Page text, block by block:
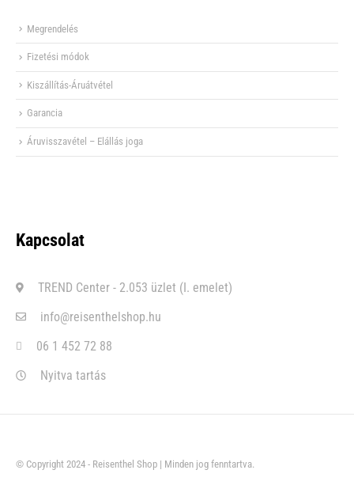
Megrendelés
Fizetési módok
Kiszállítás-Áruátvétel
Garancia
Áruvisszavétel – Elállás joga
Kapcsolat
TREND Center - 2.053 üzlet (I. emelet)
info@reisenthelshop.hu
06 1 452 72 88
Nyitva tartás
© Copyright 2024 - Reisenthel Shop | Minden jog fenntartva.